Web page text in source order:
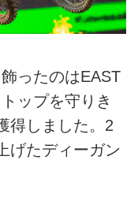
ったのはEAST
ップを守りき
得しました。2
げたディーガン